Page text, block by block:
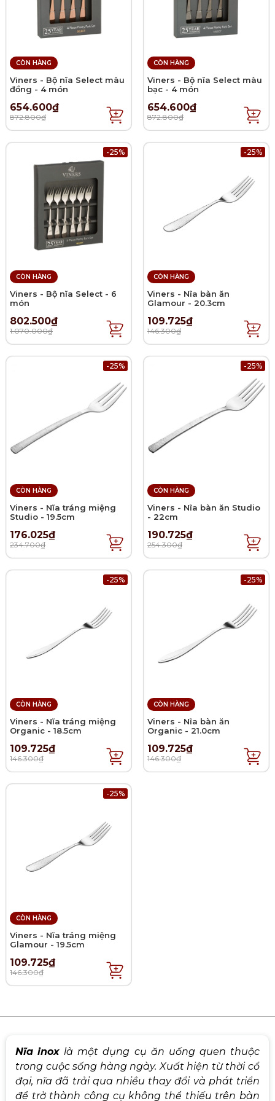
CÒN HÀNG
Viners - Bộ nĩa Select màu
đồng - 4 món
654.600₫
872.800₫
CÒN HÀNG
Viners - Bộ nĩa Select màu
bạc - 4 món
654.600₫
872.800₫
-25%
CÒN HÀNG
Viners - Bộ nĩa Select - 6
món
802.500₫
1.070.000₫
-25%
CÒN HÀNG
Viners - Nĩa bàn ăn
Glamour - 20.3cm
109.725₫
146.300₫
-25%
CÒN HÀNG
Viners - Nĩa tráng miệng
Studio - 19.5cm
176.025₫
234.700₫
-25%
CÒN HÀNG
Viners - Nĩa bàn ăn Studio
- 22cm
190.725₫
254.300₫
-25%
CÒN HÀNG
Viners - Nĩa tráng miệng
Organic - 18.5cm
109.725₫
146.300₫
-25%
CÒN HÀNG
Viners - Nĩa bàn ăn
Organic - 21.0cm
109.725₫
146.300₫
-25%
CÒN HÀNG
Viners - Nĩa tráng miệng
Glamour - 19.5cm
109.725₫
146.300₫
Nĩa inox là một dụng cụ ăn uống quen thuộc
trong cuộc sống hàng ngày. Xuất hiện từ thời cổ
đại, nĩa đã trải qua nhiều thay đổi và phát triển
để trở thành công cụ không thể thiếu trên bàn